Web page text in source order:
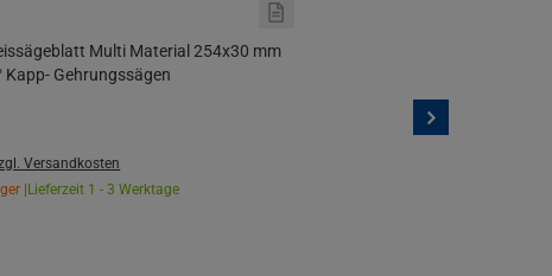
Multi Material 254x30 mm
Kapp- Gehrungssägen
Versandkosten
| Lieferzeit 1 - 3 Werktage